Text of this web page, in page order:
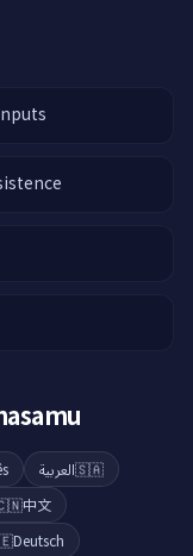
🇸🇦العربية
中文
Deutsch